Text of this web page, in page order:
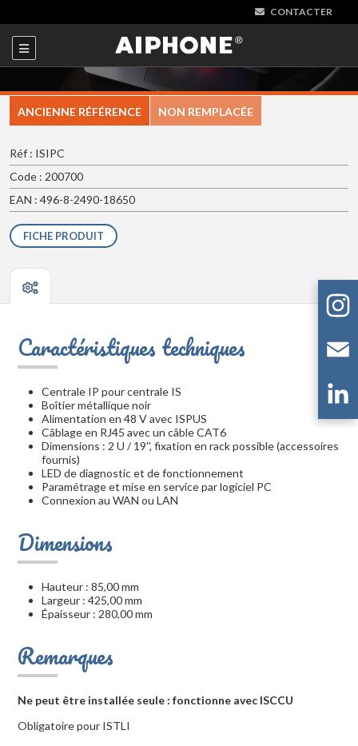
CONTACTER
ANCIENNE RÉFÉRENCE NON REMPLACÉE
Réf : ISIPC
Code : 200700
EAN : 496-8-2490-18650
FICHE PRODUIT
Caractéristiques techniques
Centrale IP pour centrale IS
Boîtier métallique noir
Alimentation en 48 V avec ISPUS
Câblage en RJ45 avec un câble CAT6
Dimensions : 2 U / 19'', fixation en rack possible (accessoires
fournis)
LED de diagnostic et de fonctionnement
Paramétrage et mise en service par logiciel PC
Connexion au WAN ou LAN
Dimensions
Hauteur : 85,00 mm
Largeur : 425,00 mm
Épaisseur : 280,00 mm
Remarques
Ne peut être installée seule : fonctionne avec ISCCU
Obligatoire pour ISTLI